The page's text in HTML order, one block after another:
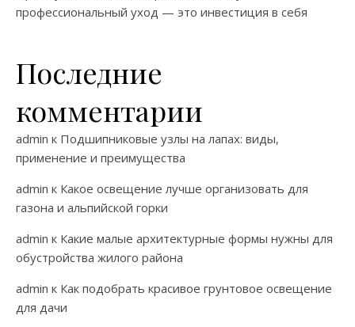
профессиональный уход — это инвестиция в себя
Последние
комментарии
admin к Подшипниковые узлы на лапах: виды,
применение и преимущества
admin к Какое освещение лучше организовать для
газона и альпийской горки
admin к Какие малые архитектурные формы нужны для
обустройства жилого района
admin к Как подобрать красивое грунтовое освещение
для дачи